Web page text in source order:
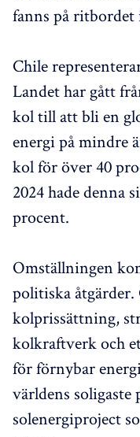
fanns på ritbordet
Chile
Landet har gått
kol till att bli en
energi på mindre
kol för över 40
2024 hade denna
procent.
Omställningen
politiska
kolprissättning,
kolkraftverk och
för förnybar
världens soligaste
solenergiproject